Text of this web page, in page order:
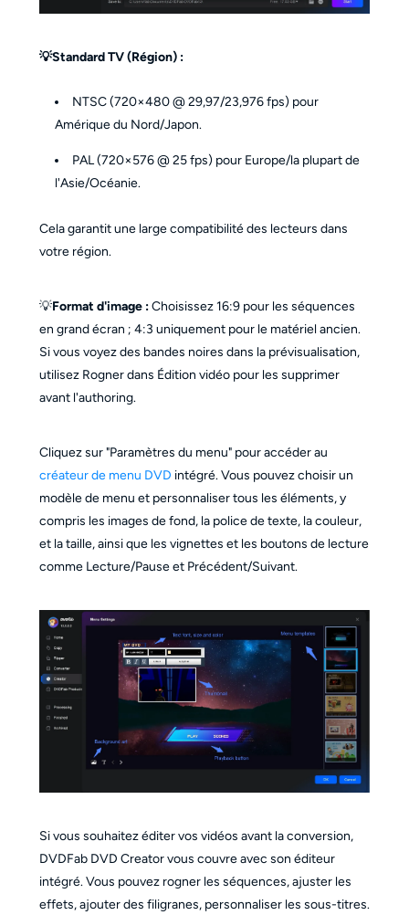
💡Standard TV (Région) :
NTSC (720×480 @ 29,97/23,976 fps) pour
Amérique du Nord/Japon.
PAL (720×576 @ 25 fps) pour Europe/la plupart de
l'Asie/Océanie.
Cela garantit une large compatibilité des lecteurs dans
votre région.
💡Format d'image :Choisissez 16:9 pour les séquences
en grand écran ; 4:3 uniquement pour le matériel ancien.
Si vous voyez des bandes noires dans la prévisualisation,
utilisez Rogner dans Édition vidéo pour les supprimer
avant l'authoring.
Cliquez sur "Paramètres du menu" pour accéder au
créateur de menu DVD intégré. Vous pouvez choisir un
modèle de menu et personnaliser tous les éléments, y
compris les images de fond, la police de texte, la couleur,
et la taille, ainsi que les vignettes et les boutons de lecture
comme Lecture/Pause et Précédent/Suivant.
Si vous souhaitez éditer vos vidéos avant la conversion,
DVDFab DVD Creator vous couvre avec son éditeur
intégré. Vous pouvez rogner les séquences, ajuster les
effets, ajouter des filigranes, personnaliser les sous-titres.